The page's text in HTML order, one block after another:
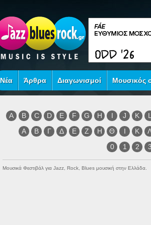
Νέα Άρθρα Διαγωνισμοί Μουσικός
A B C D E F G H I J K L
Α
Β Γ Δ Ε Ζ Η Θ Ι Κ
0
1 2 3
Μουσικά Φεστιβάλ για Jazz, Rock, Blues μουσική στην Ελλάδα.